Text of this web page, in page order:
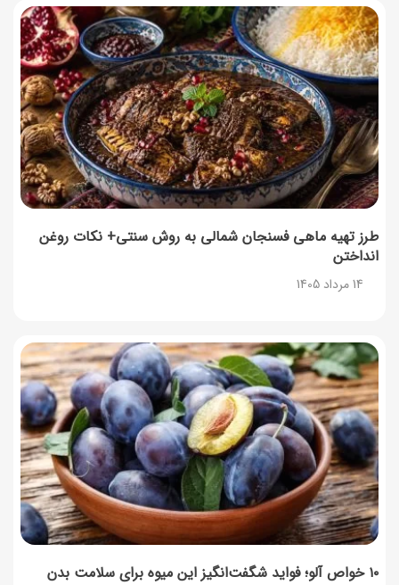
طرز تهیه ماهی فسنجان شمالی به روش سنتی+ نکات روغن
انداختن
14 مرداد 1405
۱۰ خواص آلو؛ فواید شگفت‌انگیز این میوه برای سلامت بدن